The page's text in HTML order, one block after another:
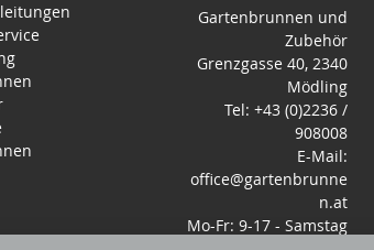
Gartenbrunnen und
Zubehör
Grenzgasse 40, 2340
Mödling
Tel: +43 (0)2236 /
908008
E-Mail:
office@gartenbrunne
n.at
Mo-Fr: 9-17 - Samstag